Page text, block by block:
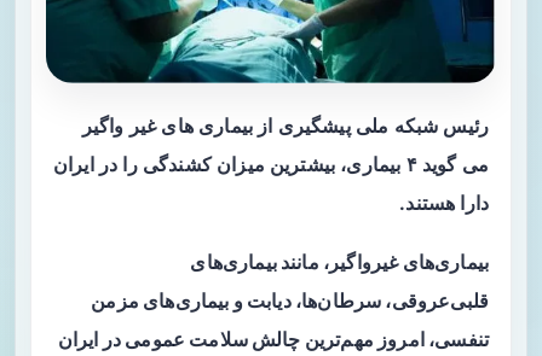
رئیس شبکه ملی پیشگیری از بیماری های غیر واگیر
می گوید ۴ بیماری، بیشترین میزان کشندگی را در ایران
دارا هستند.
بیماری‌های غیرواگیر، مانند بیماری‌های
قلبی‌عروقی، سرطان‌ها، دیابت و بیماری‌های مزمن
تنفسی، امروز مهم‌ترین چالش سلامت عمومی در ایران